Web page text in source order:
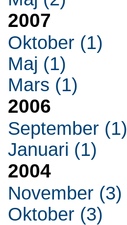
2007
Oktober (1)
Maj (1)
Mars (1)
2006
September (1)
Januari (1)
2004
November (3)
Oktober (3)